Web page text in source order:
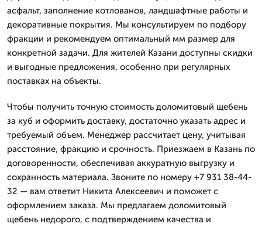
асфальт, заполнение котлованов, ландшафтные работы и
декоративные покрытия. Мы консультируем по подбору
фракции и рекомендуем оптимальный мм размер для
конкретной задачи. Для жителей Казани доступны скидки
и выгодные предложения, особенно при регулярных
поставках на объекты.
Чтобы получить точную стоимость доломитовый щебень
за куб и оформить доставку, достаточно указать адрес и
требуемый объем. Менеджер рассчитает цену, учитывая
расстояние, фракцию и срочность. Приезжаем в Казань по
договоренности, обеспечивая аккуратную выгрузку и
сохранность материала. Звоните по номеру +7 931 38-44-
32 — вам ответит Никита Алексеевич и поможет с
оформлением заказа. Мы предлагаем доломитовый
щебень недорого, с подтверждением качества и